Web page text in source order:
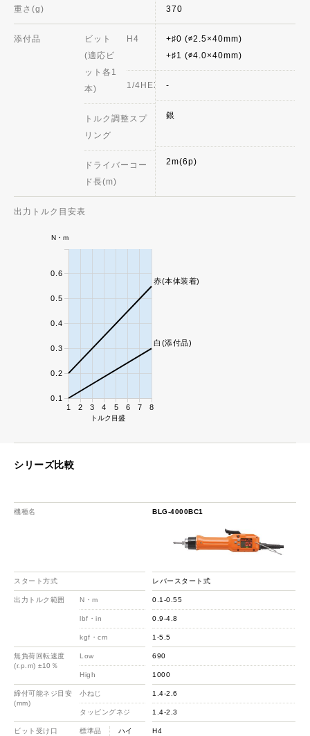
重さ(g)
添付品
ビット
(適応ビ
ット各1
本)
H4
1/4HEX
トルク調整スプ
リング
ドライバーコー
ド長(m)
出力トルク目安表
370
+♯0 (∅2.5×40mm)
+♯1 (∅4.0×40mm)
-
銀
2m(6p)
1 2 3 4 5 6 7 8
トルク目盛
0.1
0.2
0.3
0.4
0.5
0.6
N・m
赤(本体装着)
白(添付品)
シリーズ比較
機種名
スタート方式
出力トルク範囲 N・m
lbf・in
kgf・cm
無負荷回転速度
(r.p.m) ±10％
Low
High
締付可能ネジ目安
(mm)
小ねじ
タッピングネジ
ビット受け口 標準品 ハイ
BLG-4000BC1
レバースタート式
0.1-0.55
0.9-4.8
1-5.5
690
1000
1.4-2.6
1.4-2.3
H4